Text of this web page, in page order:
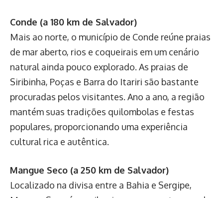
Conde (a 180 km de Salvador)
Mais ao norte, o município de Conde reúne praias
de mar aberto, rios e coqueirais em um cenário
natural ainda pouco explorado. As praias de
Siribinha, Poças e Barra do Itariri são bastante
procuradas pelos visitantes. Ano a ano, a região
mantém suas tradições quilombolas e festas
populares, proporcionando uma experiência
cultural rica e autêntica.
Mangue Seco (a 250 km de Salvador)
Localizado na divisa entre a Bahia e Sergipe,